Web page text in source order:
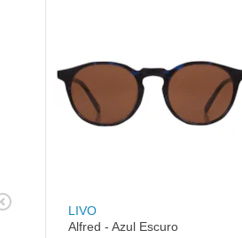
LIVO
Alfred - Azul Escuro